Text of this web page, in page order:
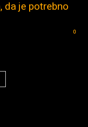
da je potrebno
0